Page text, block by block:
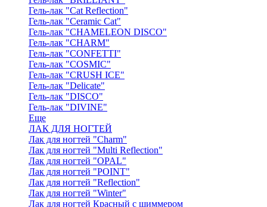
Гель-лак "Cat Reflection"
Гель-лак "Ceramic Cat"
Гель-лак "CHAMELEON DISCO"
Гель-лак "CHARM"
Гель-лак "CONFETTI"
Гель-лак "COSMIC"
Гель-лак "CRUSH ICE"
Гель-лак "Delicate"
Гель-лак "DISCO"
Гель-лак "DIVINE"
Еще
ЛАК ДЛЯ НОГТЕЙ
Лак для ногтей "Charm"
Лак для ногтей "Multi Reflection"
Лак для ногтей "OPAL"
Лак для ногтей "POINT"
Лак для ногтей "Reflection"
Лак для ногтей "Winter"
Лак для ногтей Красный с шиммером